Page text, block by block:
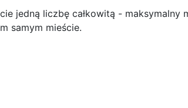
jedną liczbę całkowitą - maksymalny
samym mieście.